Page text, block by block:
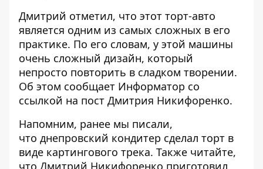
Дмитрий отметил, что этот торт-авто
является одним из самых сложных в его
практике. По его словам, у этой машины
очень сложный дизайн, который
непросто повторить в сладком творении.
Об этом сообщает Информатор со
ссылкой на пост Дмитрия Никифоренко.
Напомним, ранее мы писали,
что днепровский кондитер сделал торт в
виде картингового трека. Также читайте,
что Дмитрий Никифоренко приготовил